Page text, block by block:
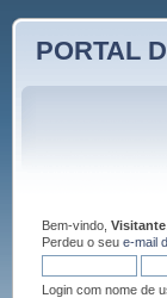
PORTAL
Bem-vindo, Visitante
Perdeu o seu e-mail
Login com nome de